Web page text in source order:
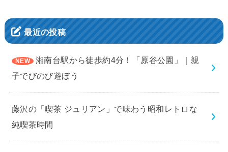
最近の投稿
湘南台駅から徒歩約4分！「原谷公園」｜親
子でびのび遊ぼう
藤沢の「喫茶 ジュリアン」で味わう昭和レトロな
純喫茶時間